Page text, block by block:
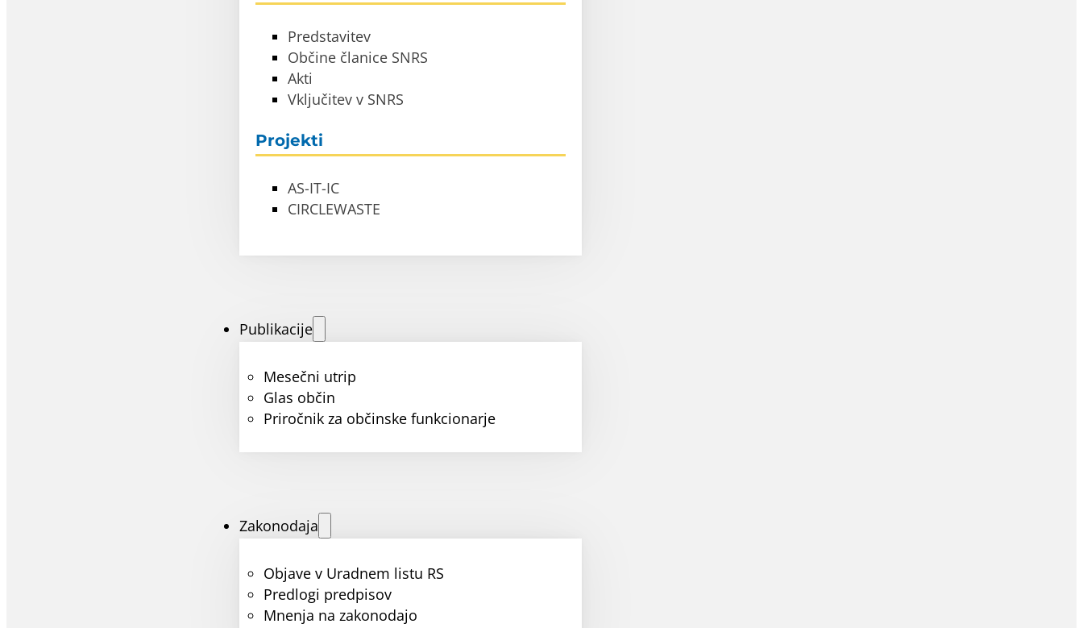
Predstavitev
Občine članice SNRS
Akti
Vključitev v SNRS
Projekti
AS-IT-IC
CIRCLEWASTE
Publikacije
Mesečni utrip
Glas občin
Priročnik za občinske funkcionarje
Zakonodaja
Objave v Uradnem listu RS
Predlogi predpisov
Mnenja na zakonodajo